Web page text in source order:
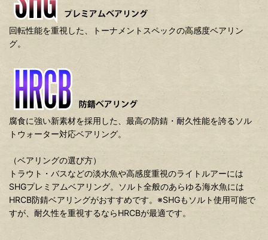
回転性能を重視した、トーナメントスペックの高感度ベアリン
グ。
腐食に強い新素材を採用した、最高の防錆・耐久性能を誇るソル
トウォーター対応ベアリング。
（ベアリングの選び方）
トラウト・バスなどの淡水魚や高感度重視のライトルアーには
SHGプレミアムベアリング。ソルト全般のあらゆる海水魚には
HRCB防錆ベアリングがおすすめです。※SHGもソルト使用可能で
すが、耐久性を重視するならHRCBが最適です。